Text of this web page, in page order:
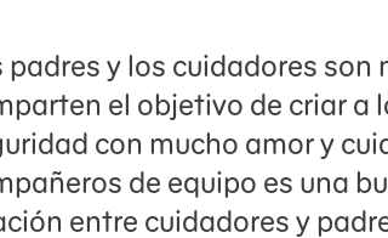
padres y los cuidadores son
el objetivo de criar a
con mucho amor y
de equipo es una
entre cuidadores y